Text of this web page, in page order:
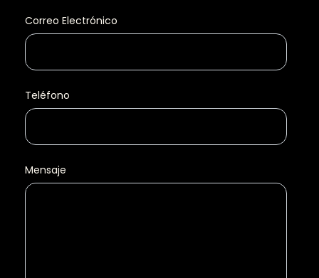
Correo Electrónico
Teléfono
Mensaje